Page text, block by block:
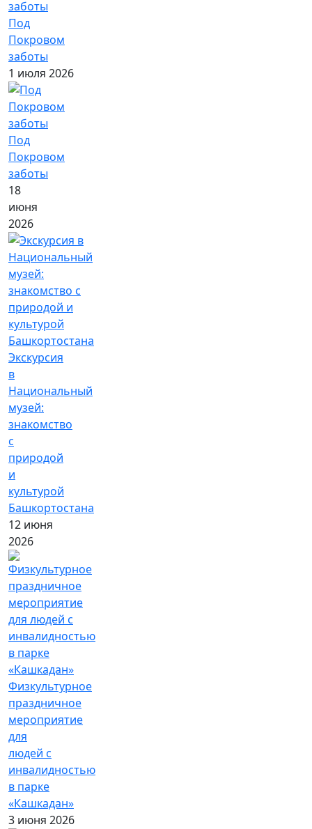
Под
Покровом
заботы
1 июля 2026
Под
Покровом
заботы
18
июня
2026
Экскурсия
в
Национальный
музей:
знакомство
с
природой
и
культурой
Башкортостана
12 июня
2026
Физкультурное
праздничное
мероприятие
для
людей с
инвалидностью
в парке
«Кашкадан»
3 июня 2026